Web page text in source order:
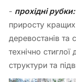
- прохідні рубки:
приросту
деревостанів та
технічно
структури та